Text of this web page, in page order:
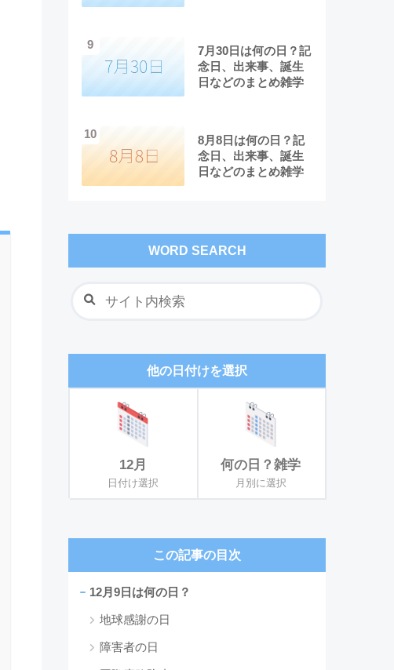
9
7月30日は何の日？記
念日、出来事、誕生
日などのまとめ雑学
10
8月8日は何の日？記
念日、出来事、誕生
日などのまとめ雑学
WORD SEARCH
他の日付けを選択
12月
日付け選択
何の日？雑学
月別に選択
この記事の目次
12月9日は何の日？
地球感謝の日
障害者の日